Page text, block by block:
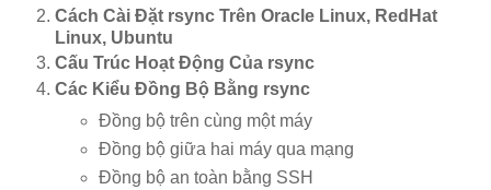
Cách Cài Đặt rsync Trên Oracle Linux, RedHat
Linux, Ubuntu
Cấu Trúc Hoạt Động Của rsync
Các Kiểu Đồng Bộ Bằng rsync
Đồng bộ trên cùng một máy
Đồng bộ giữa hai máy qua mạng
Đồng bộ an toàn bằng SSH